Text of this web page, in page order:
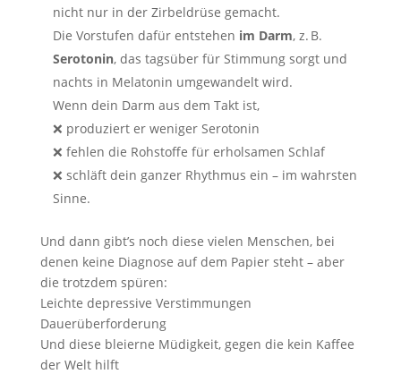
nicht nur in der Zirbeldrüse gemacht.
Die Vorstufen dafür entstehen im Darm, z. B.
Serotonin, das tagsüber für Stimmung sorgt und
nachts in Melatonin umgewandelt wird.
Wenn dein Darm aus dem Takt ist,
❌ produziert er weniger Serotonin
❌ fehlen die Rohstoffe für erholsamen Schlaf
❌ schläft dein ganzer Rhythmus ein – im wahrsten
Sinne.
Und dann gibt’s noch diese vielen Menschen, bei
denen keine Diagnose auf dem Papier steht – aber
die trotzdem spüren:
Leichte depressive Verstimmungen
Dauerüberforderung
Und diese bleierne Müdigkeit, gegen die kein Kaffee
der Welt hilft